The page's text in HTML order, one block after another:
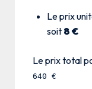
Le prix
soit 8 €
Le prix total
640 €